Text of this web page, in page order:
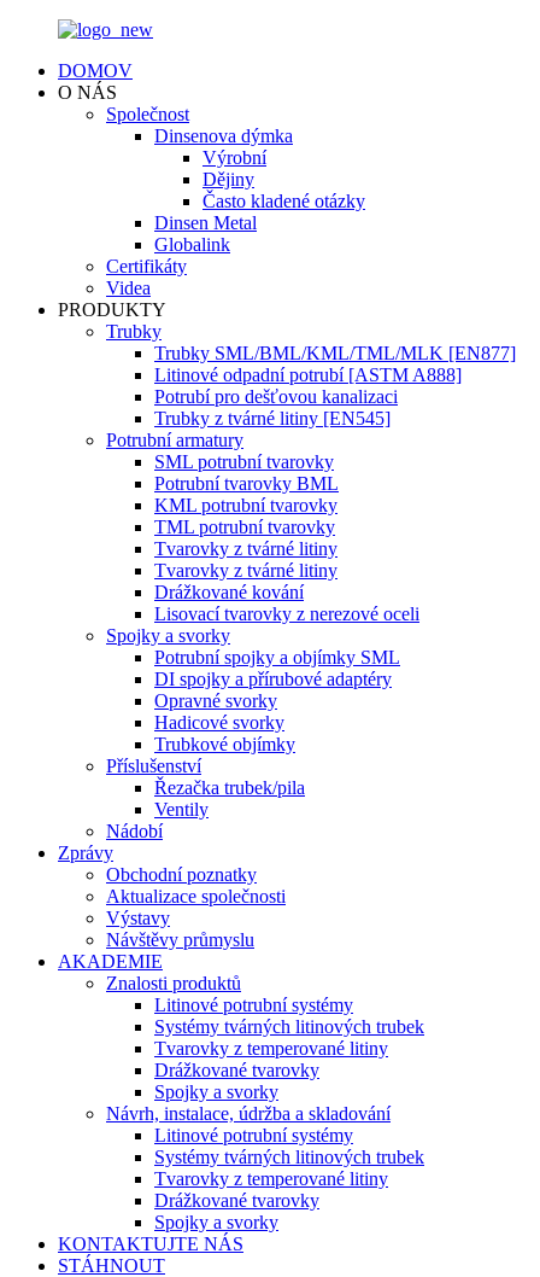
DOMOV
O NÁS
Společnost
Dinsenova dýmka
Výrobní
Dějiny
Často kladené otázky
Dinsen Metal
Globalink
Certifikáty
Videa
PRODUKTY
Trubky
Trubky SML/BML/KML/TML/MLK [EN877]
Litinové odpadní potrubí [ASTM A888]
Potrubí pro dešťovou kanalizaci
Trubky z tvárné litiny [EN545]
Potrubní armatury
SML potrubní tvarovky
Potrubní tvarovky BML
KML potrubní tvarovky
TML potrubní tvarovky
Tvarovky z tvárné litiny
Tvarovky z tvárné litiny
Drážkované kování
Lisovací tvarovky z nerezové oceli
Spojky a svorky
Potrubní spojky a objímky SML
DI spojky a přírubové adaptéry
Opravné svorky
Hadicové svorky
Trubkové objímky
Příslušenství
Řezačka trubek/pila
Ventily
Nádobí
Zprávy
Obchodní poznatky
Aktualizace společnosti
Výstavy
Návštěvy průmyslu
AKADEMIE
Znalosti produktů
Litinové potrubní systémy
Systémy tvárných litinových trubek
Tvarovky z temperované litiny
Drážkované tvarovky
Spojky a svorky
Návrh, instalace, údržba a skladování
Litinové potrubní systémy
Systémy tvárných litinových trubek
Tvarovky z temperované litiny
Drážkované tvarovky
Spojky a svorky
KONTAKTUJTE NÁS
STÁHNOUT